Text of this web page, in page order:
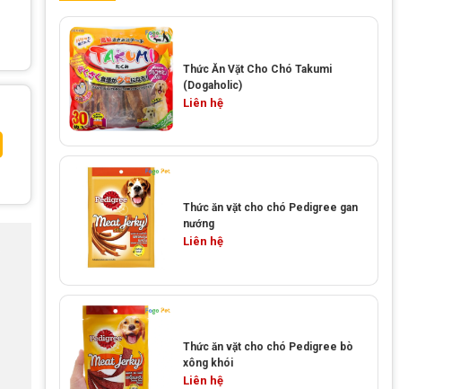
Thức Ăn Vặt Cho Chó Takumi
(Dogaholic)
Liên hệ
Thức ăn vặt cho chó Pedigree gan
nướng
Liên hệ
Thức ăn vặt cho chó Pedigree bò
xông khói
Liên hệ